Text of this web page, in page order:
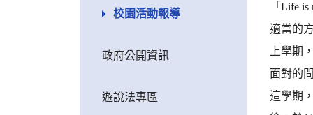
校園活動報導
政府公開資訊
遊說法專區
「Life
適當的
上學期
面對的
這學期